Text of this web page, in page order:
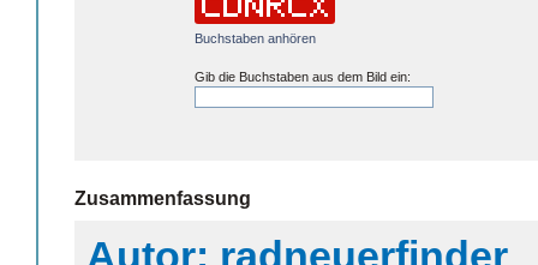
Buchstaben anhören
Gib die Buchstaben aus dem Bild ein:
Zusammenfassung
Autor: radneuerfinder